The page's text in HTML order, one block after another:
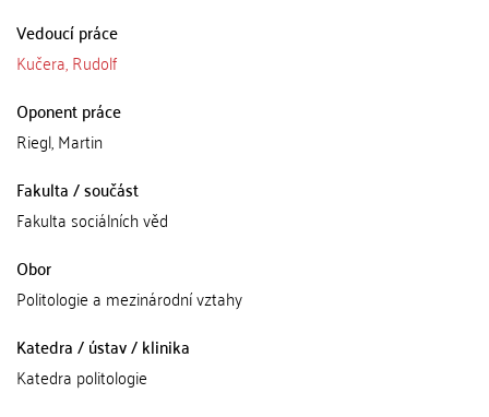
Vedoucí práce
Kučera, Rudolf
Oponent práce
Riegl, Martin
Fakulta / součást
Fakulta sociálních věd
Obor
Politologie a mezinárodní vztahy
Katedra / ústav / klinika
Katedra politologie